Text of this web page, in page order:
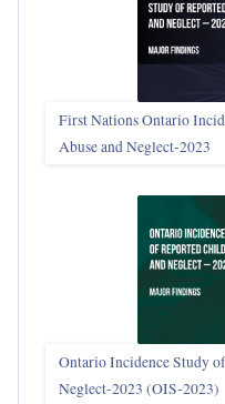
First Nations Ontario
Abuse and Neglect‑2023
Ontario Incidence Study
Neglect-2023 (OIS‑2023)